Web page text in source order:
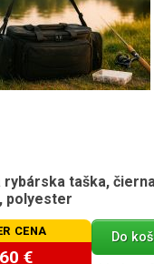
taška,
polyester
CENA
€
Do